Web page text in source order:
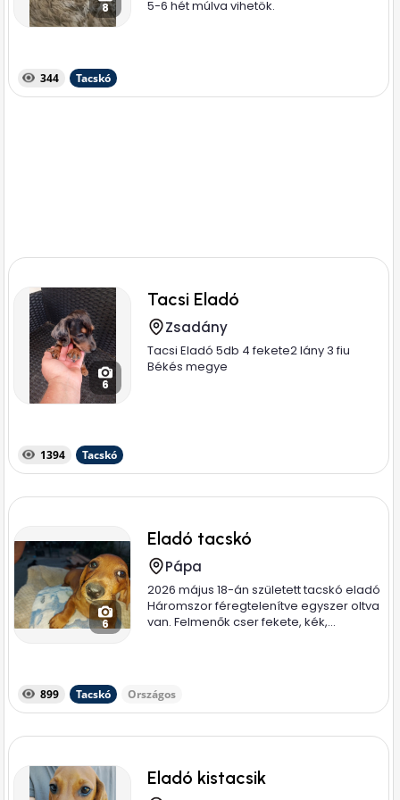
8 5-6 hét múlva vihetök.
344 Tacskó
6
Tacsi Eladó
Zsadány
Tacsi Eladó 5db 4 fekete2 lány 3 fiu
Békés megye
1394 Tacskó
6
Eladó tacskó
Pápa
2026 május 18-án született tacskó eladó
Háromszor féregtelenítve egyszer oltva
van. Felmenők cser fekete, kék,...
899 Tacskó Országos
Eladó kistacsik